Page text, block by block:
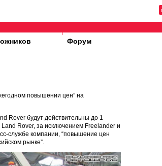
Форум
повышении цен” на
Rover будут действительны до 1
Rover, за исключением Freelander и
службе компании, “повышение цен
рынке”.